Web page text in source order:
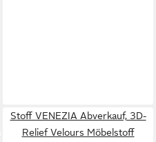
Stoff VENEZIA Abverkauf, 3D-
Relief Velours Möbelstoff